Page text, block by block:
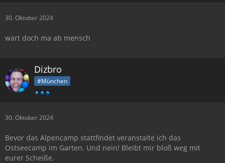
30. Oktober 2024
wart doch ma ab mensch
Dizbro
#München
30. Oktober 2024
Bevor das Alpencamp stattfindet veranstalte ich das
Ostseecamp im Garten. Und nein! Bleibt mir bloß weg mit
eurer Scheiße.